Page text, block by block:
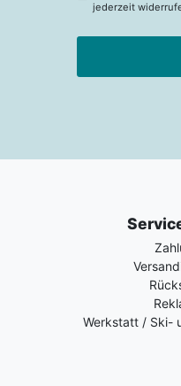
jederzeit
Werkstatt / Ski-